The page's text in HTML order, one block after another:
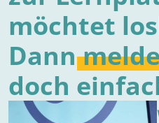
möchtet
Dann
doch